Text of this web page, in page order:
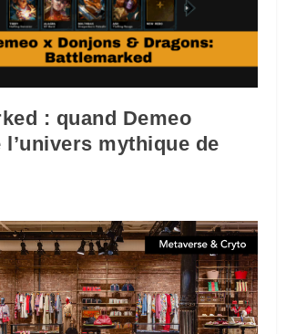
: quand Demeo
mythique de